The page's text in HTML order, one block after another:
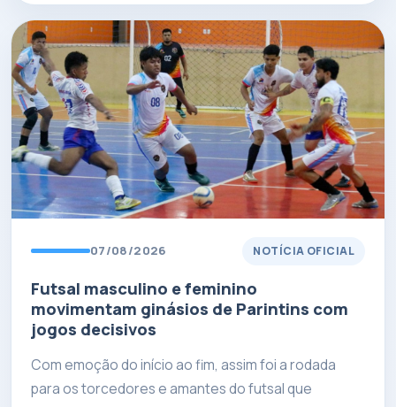
07/08/2026 NOTÍCIA OFICIAL
Futsal masculino e feminino
movimentam ginásios de Parintins com
jogos decisivos
Com emoção do início ao fim, assim foi a rodada
para os torcedores e amantes do futsal que